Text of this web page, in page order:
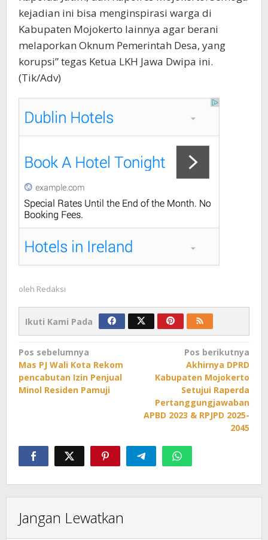
kejadian ini bisa menginspirasi warga di
Kabupaten Mojokerto lainnya agar berani
melaporkan Oknum Pemerintah Desa, yang
korupsi” tegas Ketua LKH Jawa Dwipa ini.
(Tik/Adv)
oleh Redaksi
Ikuti Kami Pada
Navigasi
pos
Pos sebelumnya
Mas PJ Wali Kota Rekom
pencabutan Izin Penjual
Minol Residen Pamuji
Pos berikutnya
Akhirnya DPRD
Kabupaten Mojokerto
Setujui Raperda
Pertanggungjawaban
APBD 2023 & RPJPD 2025-
2045
Jangan Lewatkan